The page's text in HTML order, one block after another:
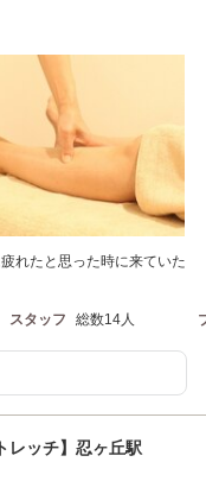
れたと思った時に来ていた
スタッフ 総数14人
レッチ】忍ヶ丘駅